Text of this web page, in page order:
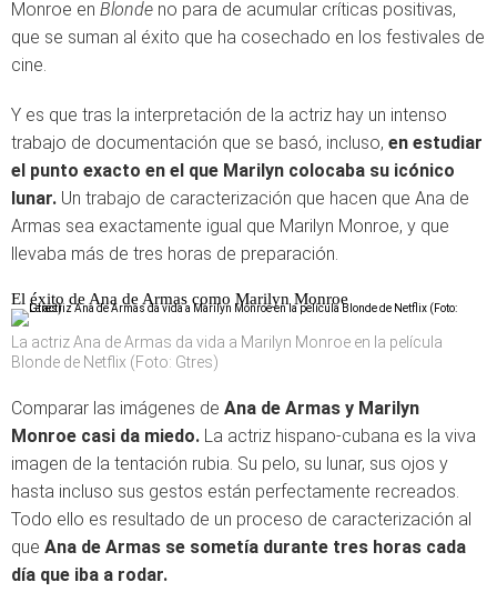
Monroe en Blonde no para de acumular críticas positivas,
que se suman al éxito que ha cosechado en los festivales de
cine.
Y es que tras la interpretación de la actriz hay un intenso
trabajo de documentación que se basó, incluso, en estudiar
el punto exacto en el que Marilyn colocaba su icónico
lunar. Un trabajo de caracterización que hacen que Ana de
Armas sea exactamente igual que Marilyn Monroe, y que
llevaba más de tres horas de preparación.
El éxito de Ana de Armas como Marilyn Monroe
La actriz Ana de Armas da vida a Marilyn Monroe en la película
Blonde de Netflix (Foto: Gtres)
Comparar las imágenes de Ana de Armas y Marilyn
Monroe casi da miedo. La actriz hispano-cubana es la viva
imagen de la tentación rubia. Su pelo, su lunar, sus ojos y
hasta incluso sus gestos están perfectamente recreados.
Todo ello es resultado de un proceso de caracterización al
que Ana de Armas se sometía durante tres horas cada
día que iba a rodar.